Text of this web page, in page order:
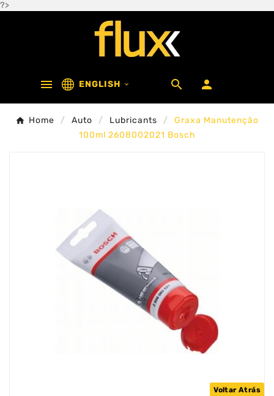
?>
 ENGLISH   
Home Auto Lubricants
Graxa Manutenção
100ml 2608002021 Bosch
Voltar Atrás